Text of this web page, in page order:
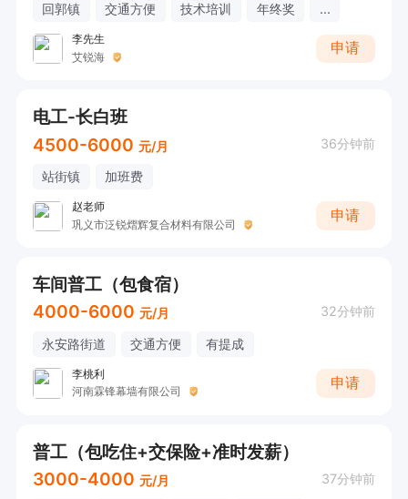
回郭镇 交通方便 技术培训 年终奖 ...
李先生
艾锐海
申请
电工-长白班
4500-6000 元/月 36分钟前
站街镇 加班费
赵老师
巩义市泛锐熠辉复合材料有限公司
申请
车间普工（包食宿）
4000-6000 元/月 32分钟前
永安路街道 交通方便 有提成
李桃利
河南霖锋幕墙有限公司
申请
普工（包吃住+交保险+准时发薪）
3000-4000 元/月 37分钟前